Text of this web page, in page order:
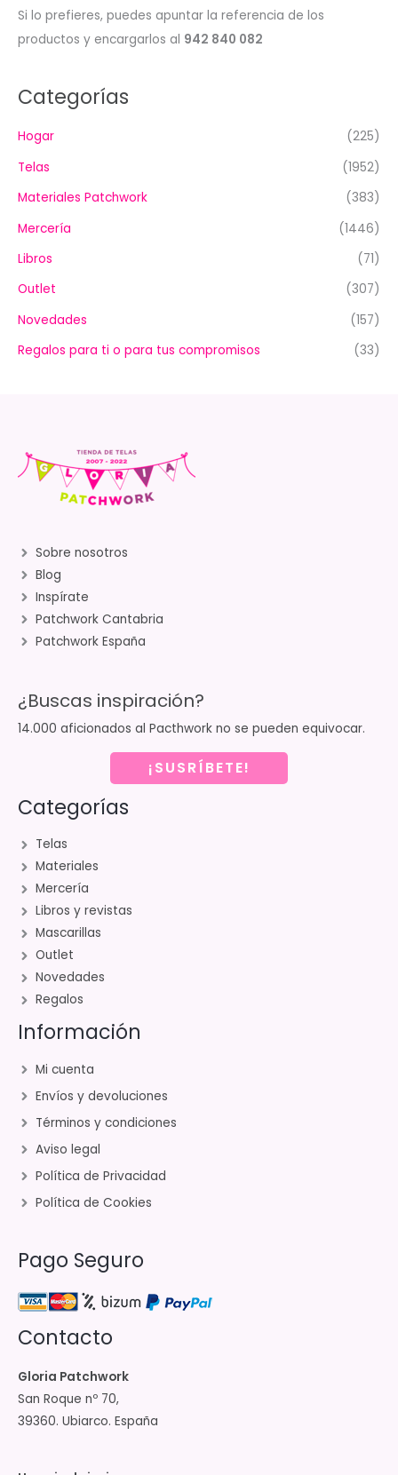
Si lo prefieres, puedes apuntar la referencia de los
productos y encargarlos al 942 840 082
Categorías
Hogar
(225)
Telas
(1952)
Materiales Patchwork
(383)
Mercería
(1446)
Libros
(71)
Outlet
(307)
Novedades
(157)
Regalos para ti o para tus compromisos
(33)
Sobre nosotros
Blog
Inspírate
Patchwork Cantabria
Patchwork España
¿Buscas inspiración?
14.000 aficionados al Pacthwork no se pueden equivocar.
¡SUSRÍBETE!
Categorías
Telas
Materiales
Mercería
Libros y revistas
Mascarillas
Outlet
Novedades
Regalos
Información
Mi cuenta
Envíos y devoluciones
Términos y condiciones
Aviso legal
Política de Privacidad
Política de Cookies
Pago Seguro
Contacto
Gloria Patchwork
San Roque nº 70,
39360. Ubiarco. España